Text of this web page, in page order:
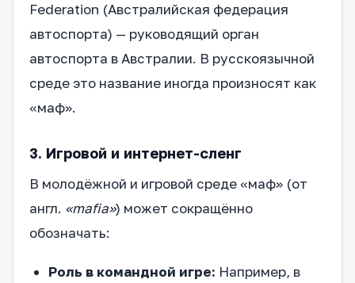
Federation (Австралийская федерация
автоспорта) — руководящий орган
автоспорта в Австралии. В русскоязычной
среде это название иногда произносят как
«маф».
3. Игровой и интернет-сленг
В молодёжной и игровой среде «маф» (от
англ. «mafia») может сокращённо
обозначать:
Роль в командной игре: Например, в